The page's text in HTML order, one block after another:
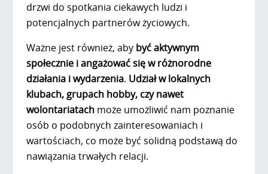
drzwi do spotkania ciekawych ludzi i
potencjalnych partnerów życiowych.
Ważne jest również, aby być aktywnym
społecznie i angażować się w różnorodne
działania i wydarzenia. Udział w lokalnych
klubach, grupach hobby, czy nawet
wolontariatachmoże umożliwić nam poznanie
osób o podobnych zainteresowaniach i
wartościach, co może być solidną podstawą do
nawiązania trwałych relacji.